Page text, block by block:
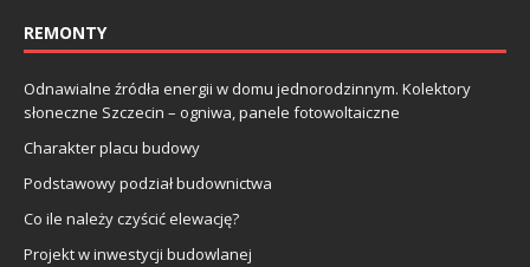
REMONTY
Odnawialne źródła energii w domu jednorodzinnym. Kolektory
słoneczne Szczecin – ogniwa, panele fotowoltaiczne
Charakter placu budowy
Podstawowy podział budownictwa
Co ile należy czyścić elewację?
Projekt w inwestycji budowlanej